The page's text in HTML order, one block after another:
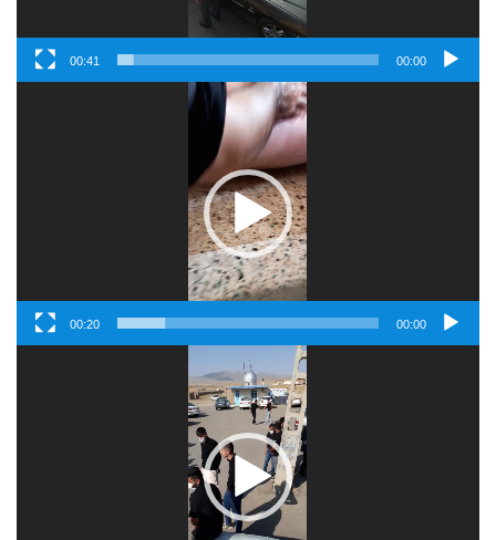
00:00
00:41
00:00
00:20